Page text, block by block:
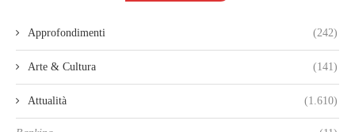
Approfondimenti (242)
Arte & Cultura (141)
Attualità (1.610)